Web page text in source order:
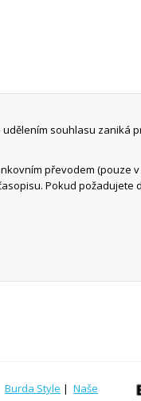
souhlasu zaniká
převodem (pouze v
Pokud požadujete
Burda Style | Naše